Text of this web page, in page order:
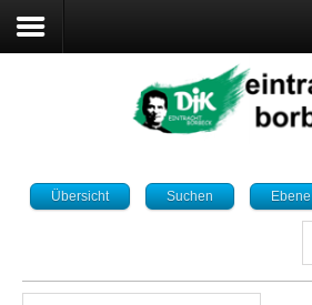
Übersicht Suchen Ebene